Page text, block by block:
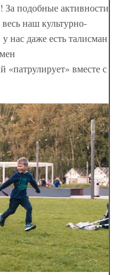
подобные активности
наш культурно-
нас даже есть талисман
«патрулирует» вместе с